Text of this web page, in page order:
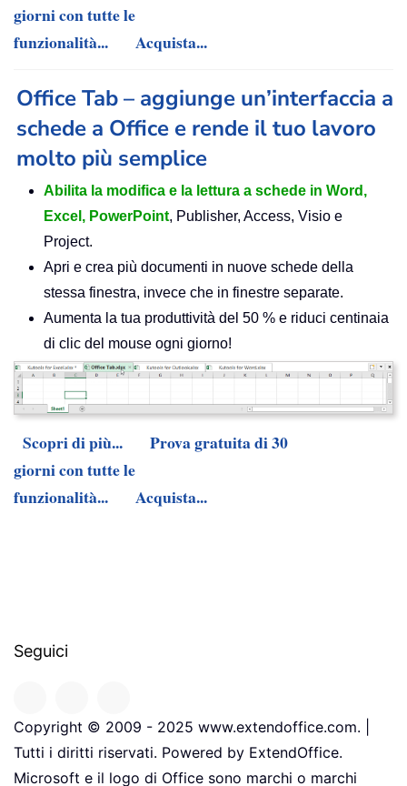
giorni con tutte le
funzionalità...
Acquista...
Office Tab – aggiunge un’interfaccia a
schede a Office e rende il tuo lavoro
molto più semplice
Abilita la modifica e la lettura a schede in Word,
Excel, PowerPoint, Publisher, Access, Visio e
Project.
Apri e crea più documenti in nuove schede della
stessa finestra, invece che in finestre separate.
Aumenta la tua produttività del 50 % e riduci centinaia
di clic del mouse ogni giorno!
Scopri di più...
Prova gratuita di 30
giorni con tutte le
funzionalità...
Acquista...
Seguici
Copyright © 2009 - 2025 www.extendoffice.com. |
Tutti i diritti riservati. Powered by ExtendOffice.
Microsoft e il logo di Office sono marchi o marchi